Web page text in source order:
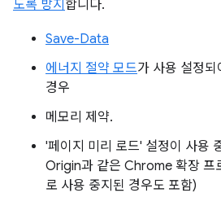
도록 방지 합니다.
Save-Data
에너지 절약 모드가 사용 설정
경우
메모리 제약.
'페이지 미리 로드' 설정이 사용
Origin과 같은 Chrome 확장 프
로 사용 중지된 경우도 포함)